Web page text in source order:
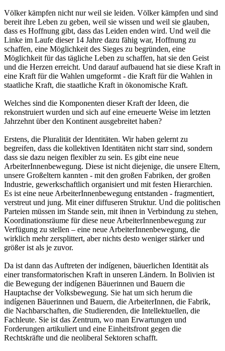
Völker kämpfen nicht nur weil sie leiden. Völker kämpfen und sind
bereit ihre Leben zu geben, weil sie wissen und weil sie glauben,
dass es Hoffnung gibt, dass das Leiden enden wird. Und weil die
Linke im Laufe dieser 14 Jahre dazu fähig war, Hoffnung zu
schaffen, eine Möglichkeit des Sieges zu begründen, eine
Möglichkeit für das tägliche Leben zu schaffen, hat sie den Geist
und die Herzen erreicht. Und darauf aufbauend hat sie diese Kraft in
eine Kraft für die Wahlen umgeformt - die Kraft für die Wahlen in
staatliche Kraft, die staatliche Kraft in ökonomische Kraft.
Welches sind die Komponenten dieser Kraft der Ideen, die
rekonstruiert wurden und sich auf eine erneuerte Weise im letzten
Jahrzehnt über den Kontinent ausgebreitet haben?
Erstens, die Pluralität der Identitäten. Wir haben gelernt zu
begreifen, dass die kollektiven Identitäten nicht starr sind, sondern
dass sie dazu neigen flexibler zu sein. Es gibt eine neue
ArbeiterInnenbewegung. Diese ist nicht diejenige, die unsere Eltern,
unsere Großeltern kannten - mit den großen Fabriken, der großen
Industrie, gewerkschaftlich organisiert und mit festen Hierarchien.
Es ist eine neue ArbeiterInnenbewegung entstanden - fragmentiert,
verstreut und jung. Mit einer diffuseren Struktur. Und die politischen
Parteien müssen im Stande sein, mit ihnen in Verbindung zu stehen,
Koordinationsräume für diese neue ArbeiterInnenbewegung zur
Verfügung zu stellen – eine neue ArbeiterInnenbewegung, die
wirklich mehr zersplittert, aber nichts desto weniger stärker und
größer ist als je zuvor.
Da ist dann das Auftreten der indígenen, bäuerlichen Identität als
einer transformatorischen Kraft in unseren Ländern. In Bolivien ist
die Bewegung der indígenen Bäuerinnen und Bauern die
Hauptachse der Volksbewegung. Sie hat um sich herum die
indígenen Bäuerinnen und Bauern, die ArbeiterInnen, die Fabrik,
die Nachbarschaften, die Studierenden, die Intellektuellen, die
Fachleute. Sie ist das Zentrum, wo man Erwartungen und
Forderungen artikuliert und eine Einheitsfront gegen die
Rechtskräfte und die neoliberal Sektoren schafft.